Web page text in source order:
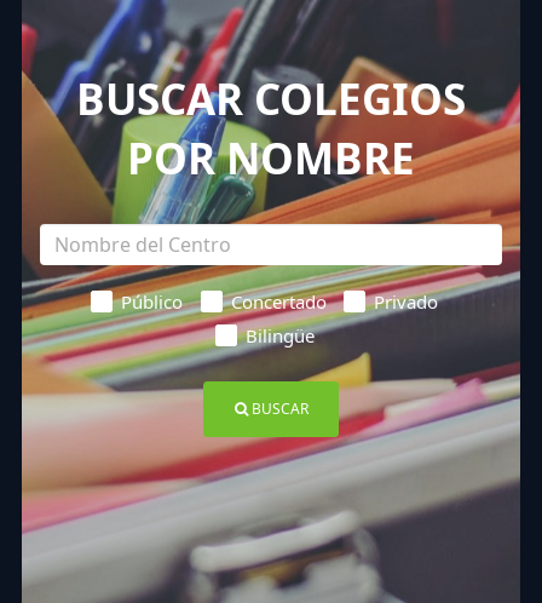
BUSCAR COLEGIOS
POR NOMBRE
Público Concertado
Privado
Bilingüe
BUSCAR